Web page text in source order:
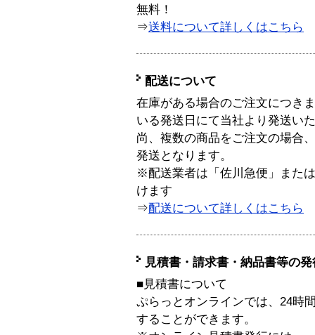
無料！
⇒送料について詳しくはこちら
配送について
在庫がある場合のご注文につき
いる発送日にて当社より発送い
尚、複数の商品をご注文の場合
発送となります。
※配送業者は「佐川急便」また
けます
⇒配送について詳しくはこちら
見積書・請求書・納品書等の
■見積書について
ぷらっとオンラインでは、24時
することができます。